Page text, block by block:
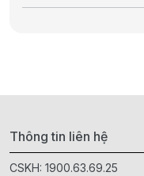
Thông tin liên hệ
CSKH: 1900.63.69.25